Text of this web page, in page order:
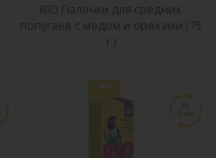
RIO Палочки для средних
попугаев с медом и орехами (75
г.)